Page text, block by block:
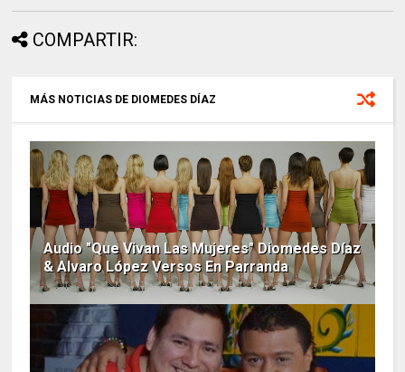
COMPARTIR:
MÁS NOTICIAS DE DIOMEDES DÍAZ
Audio "Que Vivan Las Mujeres" Diomedes Díaz
& Alvaro López Versos En Parranda